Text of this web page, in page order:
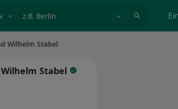
Wilhelm Stabel
Stabel